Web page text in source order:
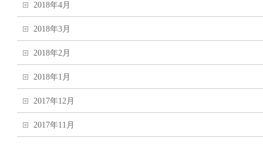
2018年4月
2018年3月
2018年2月
2018年1月
2017年12月
2017年11月